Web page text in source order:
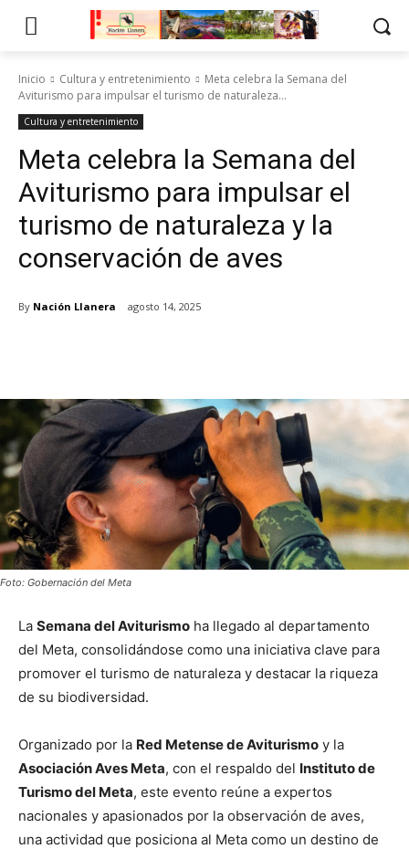
Inicio Cultura y entretenimiento
Meta celebra la Semana del
Aviturismo para impulsar el turismo de naturaleza...
Cultura y entretenimiento
Meta celebra la Semana del
Aviturismo para impulsar el
turismo de naturaleza y la
conservación de aves
By Nación Llanera agosto 14, 2025
Foto: Gobernación del Meta
La Semana del Aviturismo ha llegado al departamento
del Meta, consolidándose como una iniciativa clave para
promover el turismo de naturaleza y destacar la riqueza
de su biodiversidad.
Organizado por la Red Metense de Aviturismo y la
Asociación Aves Meta, con el respaldo del Instituto de
Turismo del Meta, este evento reúne a expertos
nacionales y apasionados por la observación de aves,
una actividad que posiciona al Meta como un destino de